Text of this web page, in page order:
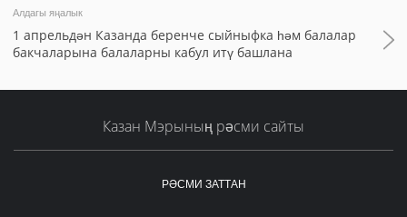
Алдагы яңалык
1 апрельдән Казанда беренче сыйныфка һәм балалар
бакчаларына балаларны кабул итү башлана
Казан Мэрының рәсми сайты
РӘСМИ ЗАТТАН